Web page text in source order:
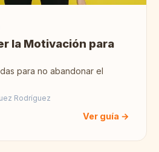
la Motivación para
para no abandonar el
Rodríguez
Ver guía →